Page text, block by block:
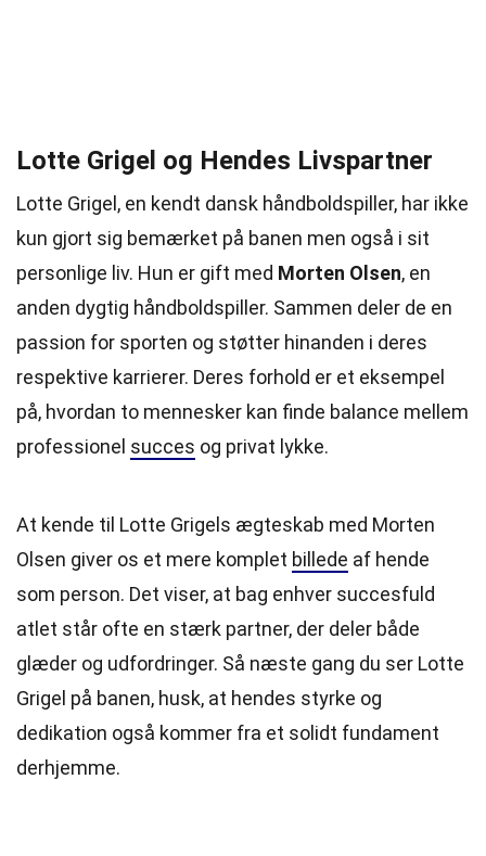
Lotte Grigel og Hendes Livspartner
Lotte Grigel, en kendt dansk håndboldspiller, har ikke
kun gjort sig bemærket på banen men også i sit
personlige liv. Hun er gift med Morten Olsen, en
anden dygtig håndboldspiller. Sammen deler de en
passion for sporten og støtter hinanden i deres
respektive karrierer. Deres forhold er et eksempel
på, hvordan to mennesker kan finde balance mellem
professionel succes og privat lykke.
At kende til Lotte Grigels ægteskab med Morten
Olsen giver os et mere komplet billede af hende
som person. Det viser, at bag enhver succesfuld
atlet står ofte en stærk partner, der deler både
glæder og udfordringer. Så næste gang du ser Lotte
Grigel på banen, husk, at hendes styrke og
dedikation også kommer fra et solidt fundament
derhjemme.